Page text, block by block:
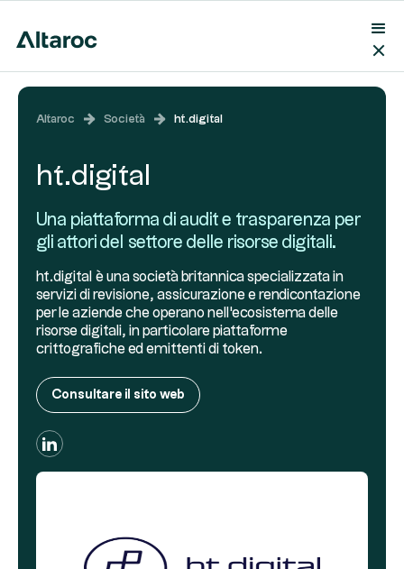
Altaroc Società ht.digital
ht.digital
Una piattaforma di audit e trasparenza per
gli attori del settore delle risorse digitali.
ht.digital è una società britannica specializzata in
servizi di revisione, assicurazione e rendicontazione
per le aziende che operano nell'ecosistema delle
risorse digitali, in particolare piattaforme
crittografiche ed emittenti di token.
Consultare il sito web